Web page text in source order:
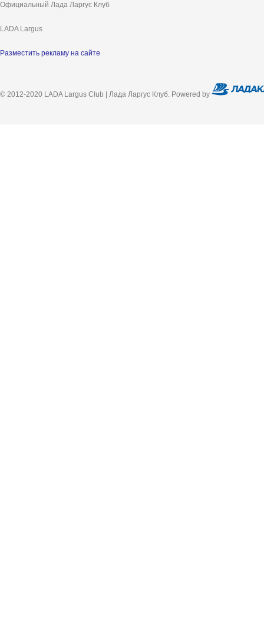
Официальный Лада Ларгус Клуб
LADA Largus
Разместить рекламу на сайте
© 2012-2020 LADA Largus Club | Лада Ларгус Клуб. Powered by